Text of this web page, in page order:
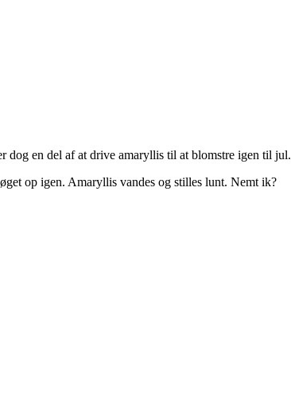
dog en del af at drive amaryllis til at blomstre igen til jul.
op igen. Amaryllis vandes og stilles lunt. Nemt ik?